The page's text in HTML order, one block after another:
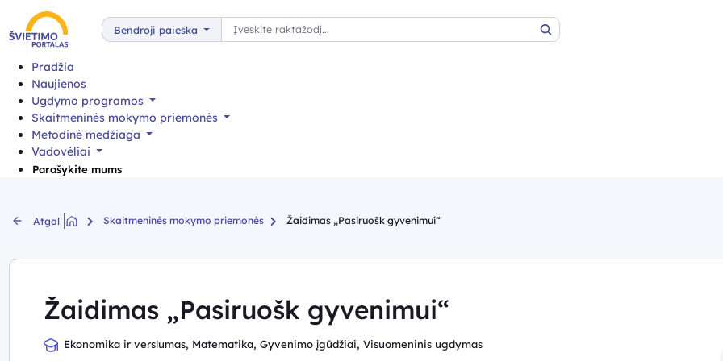
Bendroji paieška
Paieška
Paieška
Pradžia
Naujienos
Ugdymo programos
Skaitmeninės mokymo priemonės
Metodinė medžiaga
Vadovėliai
Parašykite mums
Atgal Skaitmeninės mokymo priemonės Žaidimas „Pasiruošk gyvenimui“
Žaidimas „Pasiruošk gyvenimui“
Ekonomika ir verslumas, Matematika, Gyvenimo įgūdžiai, Visuomeninis ugdymas